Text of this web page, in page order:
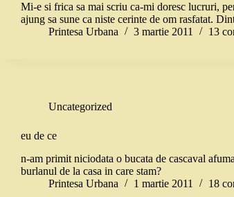
Mi-e si frica sa mai scriu ca-mi doresc lucruri,
ajung sa sune ca niste cerinte de om rasfatat.
Printesa Urbana
3 martie 2011 13
Uncategorized
eu de ce
n-am primit niciodata o bucata de cascaval
burlanul de la casa in care stam?
Printesa Urbana
1 martie 2011 18